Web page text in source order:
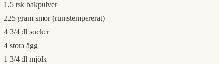
1,5 tsk bakpulver
225 gram smör (rumstempererat)
4 3/4 dl socker
4 stora ägg
1 3/4 dl mjölk